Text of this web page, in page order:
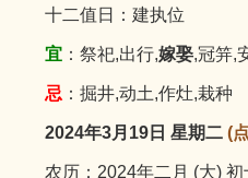
十二值日：建执位
宜：祭祀,出行,嫁娶,冠笄,
忌 ：掘井,动土,作灶,栽种
2024年3月19日 星期二 (
农历：2024年二月 (大) 初